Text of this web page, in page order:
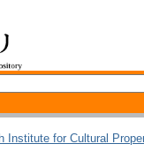
Institute for Cultural